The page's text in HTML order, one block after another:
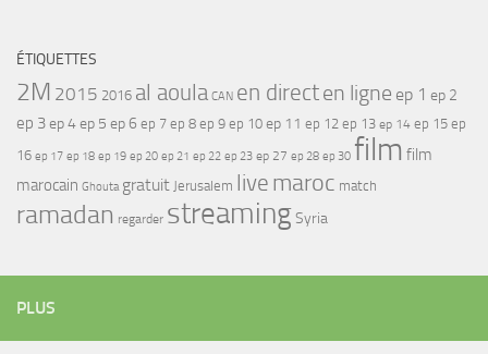
ÉTIQUETTES
2M 2015 2016 al aoula CAN en directen ligne ep 1 ep 2
ep 3ep 4ep 5 ep 6 ep 7 ep 8 ep 9 ep 10 ep 11 ep 12 ep 13 ep 14 ep 15 ep
16 ep 17 ep 18 ep 19 ep 20 ep 21 ep 22 ep 23 ep 27 ep 28 ep 30 film film
marocain Ghouta gratuit Jerusalem live maroc match
ramadan regarder streamingSyria
PLUS